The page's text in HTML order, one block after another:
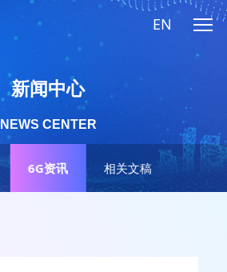
EN
6G资讯 相关文稿
新闻中心
NEWS CENTER